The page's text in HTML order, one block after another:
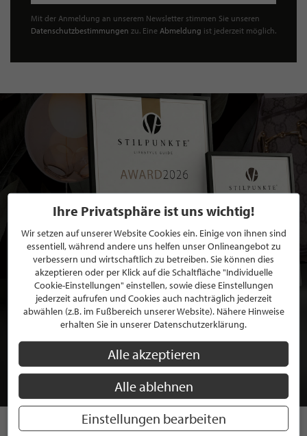
Mit der Anmeldung an unserem Newsletter stimmen Sie unseren
Datenschutzbestimmungen zu. Eine Abmeldung ist jederzeit möglich.
BEWERBEN SIE SICH FÜR EINE GRATIS
MITGLIEDSCHAFT BEI STILPUNKTE®
JETZT GRATIS BEWERBEN
Ihre Privatsphäre ist uns wichtig!
Wir setzen auf unserer Website Cookies ein. Einige von ihnen sind
essentiell, während andere uns helfen unser Onlineangebot zu
verbessern und wirtschaftlich zu betreiben. Sie können dies
akzeptieren oder per Klick auf die Schaltfläche "Individuelle
Cookie-Einstellungen" einstellen, sowie diese Einstellungen
jederzeit aufrufen und Cookies auch nachträglich jederzeit
abwählen (z.B. im Fußbereich unserer Website). Nähere Hinweise
erhalten Sie in unserer Datenschutzerklärung.
Alle akzeptieren
Alle ablehnen
Einstellungen bearbeiten